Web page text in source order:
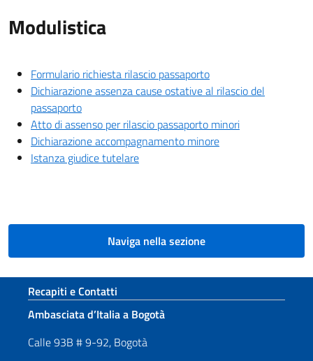
Modulistica
Formulario richiesta rilascio passaporto
Dichiarazione assenza cause ostative al rilascio del
passaporto
Atto di assenso per rilascio passaporto minori
Dichiarazione accompagnamento minore
Istanza giudice tutelare
Naviga nella sezione
Sezione footer
Recapiti e Contatti
Ambasciata d’Italia a Bogotà
Calle 93B # 9-92, Bogotà